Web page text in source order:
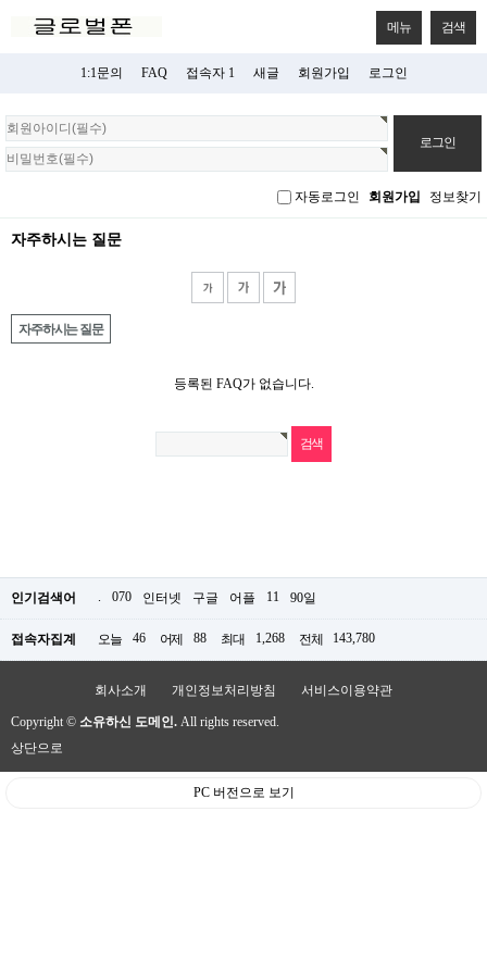
메뉴 검색
1:1문의 FAQ 접속자 1 새글 회원가입 로그인
회
원
로
자동로그인 회원가입 정보찾기
자주하시는 질문
자주하시는 질문
등록된 FAQ가 없습니다.
인기검색어 . 070 인터넷 구글 어플 11 90일
접속자집계 오늘 46 어제 88 최대 1,268 전체 143,780
회사소개 개인정보처리방침 서비스이용약관
Copyright © 소유하신 도메인. All rights reserved.
상단으로
PC 버전으로 보기